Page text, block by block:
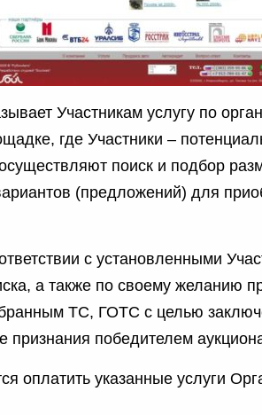
Участникам услугу по
где Участники –
поиск и подбор
(предложений) для
с установленными
а также по своему желанию
ТС, ГОТС с целью
признания победителем
оплатить указанные услуги